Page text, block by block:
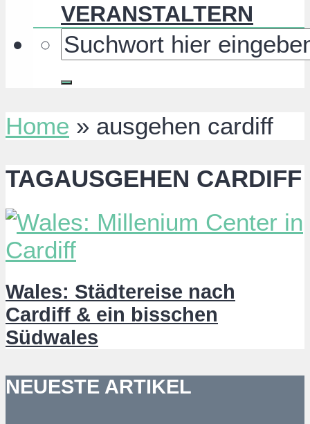
VERANSTALTERN
Home » ausgehen cardiff
TAGAUSGEHEN CARDIFF
Wales: Städtereise nach
Cardiff & ein bisschen
Südwales
NEUESTE ARTIKEL